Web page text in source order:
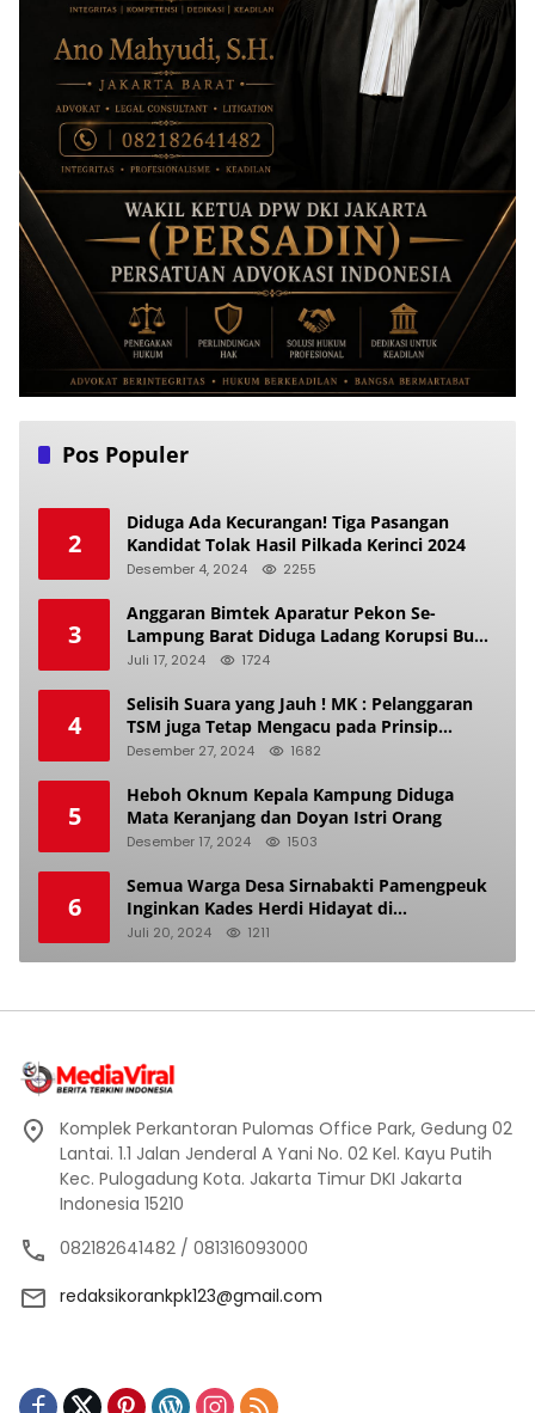
Pos Populer
2
Diduga Ada Kecurangan! Tiga Pasangan
Kandidat Tolak Hasil Pilkada Kerinci 2024
Desember 4, 2024 2255
3
Anggaran Bimtek Aparatur Pekon Se-
Lampung Barat Diduga Ladang Korupsi Buat
Makan Anak Istri
Juli 17, 2024 1724
4
Selisih Suara yang Jauh ! MK : Pelanggaran
TSM juga Tetap Mengacu pada Prinsip
Keadilan Pemilu
Desember 27, 2024 1682
5
Heboh Oknum Kepala Kampung Diduga
Mata Keranjang dan Doyan Istri Orang
Desember 17, 2024 1503
6
Semua Warga Desa Sirnabakti Pamengpeuk
Inginkan Kades Herdi Hidayat di
Berhentikan Dari Jabatan nya
Juli 20, 2024 1211
Komplek Perkantoran Pulomas Office Park, Gedung 02
Lantai. 1.1 Jalan Jenderal A Yani No. 02 Kel. Kayu Putih
Kec. Pulogadung Kota. Jakarta Timur DKI Jakarta
Indonesia 15210
082182641482 / 081316093000
redaksikorankpk123@gmail.com